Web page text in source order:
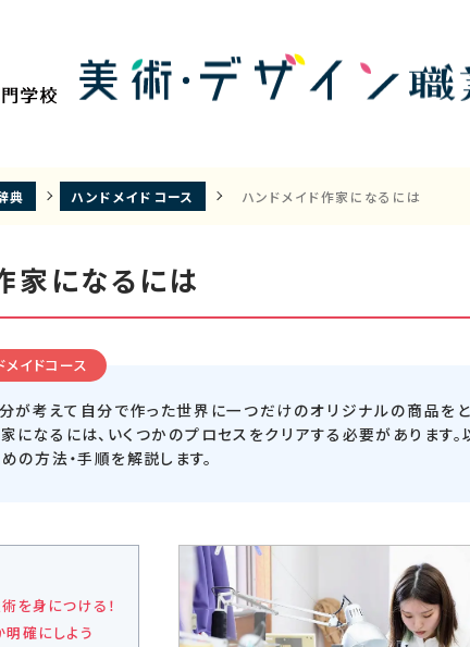
典 ハンドメイドコース ハンドメイド作家になるには
家になるには
メイドコース
分が考えて自分で作った世界に一つだけのオリジナルの商品を
になるには、いくつかのプロセスをクリアする必要があります。
の方法・手順を解説します。
を身につける！
確にしよう